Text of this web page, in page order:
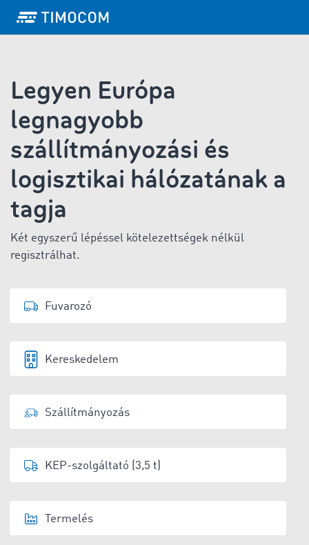
Legyen Európa
legnagyobb
szállítmányozási és
logisztikai hálózatának a
tagja
Két egyszerű lépéssel kötelezettségek nélkül
regisztrálhat.
Fuvarozó
Kereskedelem
Szállítmányozás
KEP-szolgáltató (3,5 t)
Termelés